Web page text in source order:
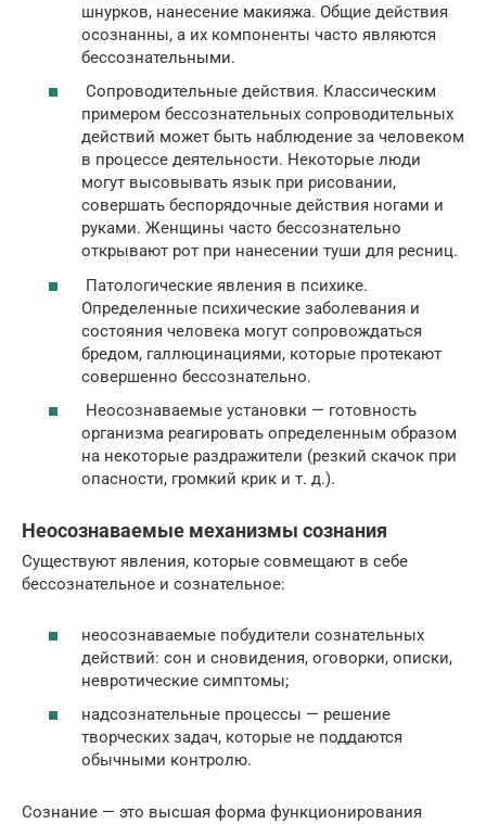
шнурков, нанесение макияжа. Общие действия
осознанны, а их компоненты часто являются
бессознательными.
Сопроводительные действия. Классическим
примером бессознательных сопроводительных
действий может быть наблюдение за человеком
в процессе деятельности. Некоторые люди
могут высовывать язык при рисовании,
совершать беспорядочные действия ногами и
руками. Женщины часто бессознательно
открывают рот при нанесении туши для ресниц.
Патологические явления в психике.
Определенные психические заболевания и
состояния человека могут сопровождаться
бредом, галлюцинациями, которые протекают
совершенно бессознательно.
Неосознаваемые установки — готовность
организма реагировать определенным образом
на некоторые раздражители (резкий скачок при
опасности, громкий крик и т. д.).
Неосознаваемые механизмы сознания
Существуют явления, которые совмещают в себе
бессознательное и сознательное:
неосознаваемые побудители сознательных
действий: сон и сновидения, оговорки, описки,
невротические симптомы;
надсознательные процессы — решение
творческих задач, которые не поддаются
обычными контролю.
Сознание — это высшая форма функционирования